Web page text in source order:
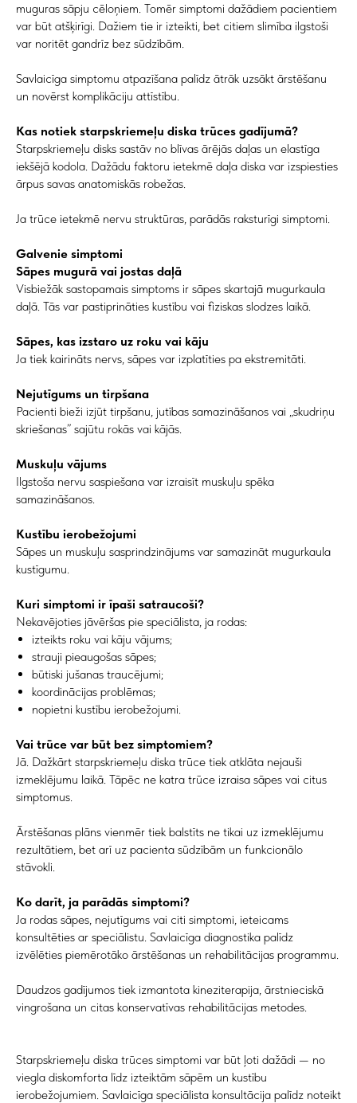
muguras sāpju cēloņiem. Tomēr simptomi dažādiem pacientiem
var būt atšķirīgi. Dažiem tie ir izteikti, bet citiem slimība ilgstoši
var noritēt gandrīz bez sūdzībām.
Savlaicīga simptomu atpazīšana palīdz ātrāk uzsākt ārstēšanu
un novērst komplikāciju attīstību.
Kas notiek starpskriemeļu diska trūces gadījumā?
Starpskriemeļu disks sastāv no blīvas ārējās daļas un elastīga
iekšējā kodola. Dažādu faktoru ietekmē daļa diska var izspiesties
ārpus savas anatomiskās robežas.
Ja trūce ietekmē nervu struktūras, parādās raksturīgi simptomi.
Galvenie simptomi
Sāpes mugurā vai jostas daļā
Visbiežāk sastopamais simptoms ir sāpes skartajā mugurkaula
daļā. Tās var pastiprināties kustību vai fiziskas slodzes laikā.
Sāpes, kas izstaro uz roku vai kāju
Ja tiek kairināts nervs, sāpes var izplatīties pa ekstremitāti.
Nejutīgums un tirpšana
Pacienti bieži izjūt tirpšanu, jutības samazināšanos vai „skudriņu
skriešanas” sajūtu rokās vai kājās.
Muskuļu vājums
Ilgstoša nervu saspiešana var izraisīt muskuļu spēka
samazināšanos.
Kustību ierobežojumi
Sāpes un muskuļu sasprindzinājums var samazināt mugurkaula
kustīgumu.
Kuri simptomi ir īpaši satraucoši?
Nekavējoties jāvēršas pie speciālista, ja rodas:
izteikts roku vai kāju vājums;
strauji pieaugošas sāpes;
būtiski jušanas traucējumi;
koordinācijas problēmas;
nopietni kustību ierobežojumi.
Vai trūce var būt bez simptomiem?
Jā. Dažkārt starpskriemeļu diska trūce tiek atklāta nejauši
izmeklējumu laikā. Tāpēc ne katra trūce izraisa sāpes vai citus
simptomus.
Ārstēšanas plāns vienmēr tiek balstīts ne tikai uz izmeklējumu
rezultātiem, bet arī uz pacienta sūdzībām un funkcionālo
stāvokli.
Ko darīt, ja parādās simptomi?
Ja rodas sāpes, nejutīgums vai citi simptomi, ieteicams
konsultēties ar speciālistu. Savlaicīga diagnostika palīdz
izvēlēties piemērotāko ārstēšanas un rehabilitācijas programmu.
Daudzos gadījumos tiek izmantota kineziterapija, ārstnieciskā
vingrošana un citas konservatīvas rehabilitācijas metodes.
Starpskriemeļu diska trūces simptomi var būt ļoti dažādi — no
viegla diskomforta līdz izteiktām sāpēm un kustību
ierobežojumiem. Savlaicīga speciālista konsultācija palīdz noteikt